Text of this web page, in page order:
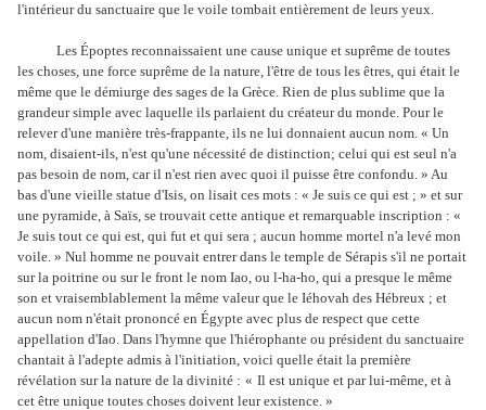
l'intérieur du sanctuaire que le voile tombait entièrement de leurs yeux.
Les Époptes reconnaissaient une cause unique et suprême de toutes
les choses, une force suprême de la nature, l'être de tous les êtres, qui était le
même que le démiurge des sages de la Grèce. Rien de plus sublime que la
grandeur simple avec laquelle ils parlaient du créateur du monde. Pour le
relever d'une manière très-frappante, ils ne lui donnaient aucun nom. « Un
nom, disaient-ils, n'est qu'une nécessité de distinction; celui qui est seul n'a
pas besoin de nom, car il n'est rien avec quoi il puisse être confondu. » Au
bas d'une vieille statue d'Isis, on lisait ces mots : « Je suis ce qui est ; » et sur
une pyramide, à Saïs, se trouvait cette antique et remarquable inscription : «
Je suis tout ce qui est, qui fut et qui sera ; aucun homme mortel n'a levé mon
voile. » Nul homme ne pouvait entrer dans le temple de Sérapis s'il ne portait
sur la poitrine ou sur le front le nom Iao, ou l-ha-ho, qui a presque le même
son et vraisemblablement la même valeur que le Iéhovah des Hébreux ; et
aucun nom n'était prononcé en Égypte avec plus de respect que cette
appellation d'Iao. Dans l'hymne que l'hiérophante ou président du sanctuaire
chantait à l'adepte admis à l'initiation, voici quelle était la première
révélation sur la nature de la divinité : « Il est unique et par lui-même, et à
cet être unique toutes choses doivent leur existence. »